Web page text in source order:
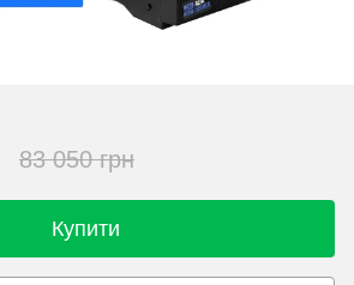
83 050 грн
Купити